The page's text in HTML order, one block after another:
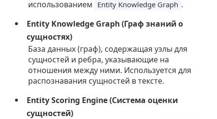
использованием Entity Knowledge Graph .
Entity Knowledge Graph (Граф знаний о
сущностях)
База данных (граф), содержащая узлы для
сущностей и ребра, указывающие на
отношения между ними. Используется для
распознавания сущностей в тексте.
Entity Scoring Engine (Система оценки
сущностей)